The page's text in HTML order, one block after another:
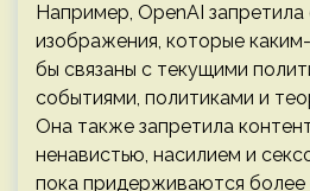
Например, OpenAI
изображения, которые
бы связаны с текущими
событиями, политиками и
Она также запретила
ненавистью, насилием и
пока придерживаются более